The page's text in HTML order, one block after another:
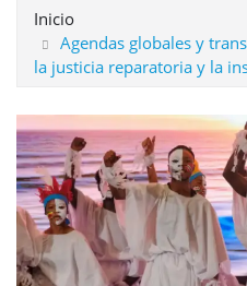
Inicio
Agendas globales y
la justicia reparatoria y la